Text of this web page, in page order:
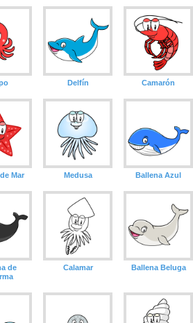
Delfín Camarón
Mar Medusa Ballena Azul
de
Calamar Ballena Beluga